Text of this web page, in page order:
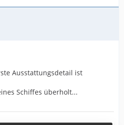
Ausstattungsdetail ist
Schiffes überholt...